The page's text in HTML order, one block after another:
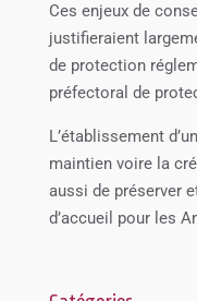
Ces enjeux de
justifieraient
de protection
préfectoral de
L’établissement
maintien voire la
aussi de préserver
d’accueil pour les